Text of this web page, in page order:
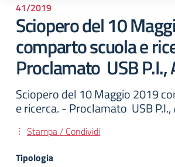
41/2019
Sciopero del 10
comparto scuola e
Proclamato USB P.I.,
Sciopero del 10 Maggio 2019
e ricerca. - Proclamato USB P.I.,
Stampa / Condividi
Tipologia